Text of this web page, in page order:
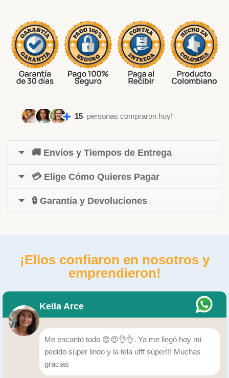
15 personas compraron hoy!
🚚 Envíos y Tiempos de Entrega
💳 Elige Cómo Quieres Pagar
🔒 Garantía y Devoluciones
¡Ellos confiaron en nosotros y
emprendieron!
Keila Arce
Me encantó todo 😍😍👌👌. Ya me llegó hoy mi
pedido súper lindo y la tela ufff súper!!! Muchas
gracias